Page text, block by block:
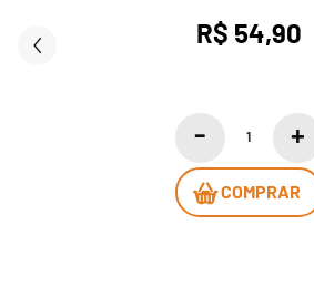
R$ 54,90
COMPRAR